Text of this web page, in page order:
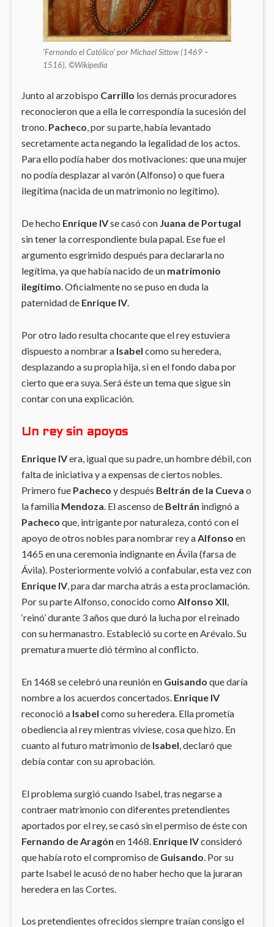
‘Fernando el Católico’ por Michael Sittow (1469 –
1516), ©Wikipedia
Junto al arzobispo Carrillo los demás procuradores
reconocieron que a ella le correspondía la sucesión del
trono.Pacheco, por su parte, había levantado
secretamente acta negando la legalidad de los actos.
Para ello podía haber dos motivaciones: que una mujer
no podía desplazar al varón (Alfonso) o que fuera
ilegítima (nacida de un matrimonio no legítimo).
De hecho Enrique IVse casó con Juana de Portugal
sin tener la correspondiente bula papal. Ese fue el
argumento esgrimido después para declararla no
legítima, ya que había nacido de un matrimonio
ilegítimo. Oficialmente no se puso en duda la
paternidad de Enrique IV.
Por otro lado resulta chocante que el rey estuviera
dispuesto a nombrar aIsabel como su heredera,
desplazando a su propia hija, si en el fondo daba por
cierto que era suya. Será éste un tema que sigue sin
contar con una explicación.
Un rey sin apoyos
Enrique IVera, igual que su padre, un hombre débil, con
falta de iniciativa y a expensas de ciertos nobles.
Primero fue Pacheco y después Beltrán de la Cueva o
la familia Mendoza. El ascenso de Beltrán indignó a
Pacheco que, intrigante por naturaleza, contó con el
apoyo de otros nobles para nombrar rey aAlfonso en
1465 en una ceremonia indignante en Ávila (farsa de
Ávila). Posteriormente volvió a confabular, esta vez con
Enrique IV, para dar marcha atrás a esta proclamación.
Por su parte Alfonso, conocido como Alfonso XII,
‘reinó’ durante 3 años que duró la lucha por el reinado
con su hermanastro. Estableció su corte en Arévalo. Su
prematura muerte dió término al conflicto.
En 1468 se celebró una reunión en Guisando que daría
nombre a los acuerdos concertados. Enrique IV
reconoció aIsabel como su heredera. Ella prometía
obediencia al rey mientras viviese, cosa que hizo. En
cuanto al futuro matrimonio deIsabel, declaró que
debía contar con su aprobación.
El problema surgió cuando Isabel, tras negarse a
contraer matrimonio con diferentes pretendientes
aportados por el rey, se casó sin el permiso de éste con
Fernando de Aragón en 1468. Enrique IVconsideró
que había roto el compromiso de Guisando . Por su
parte Isabel le acusó de no haber hecho que la juraran
heredera en las Cortes.
Los pretendientes ofrecidos siempre traían consigo el